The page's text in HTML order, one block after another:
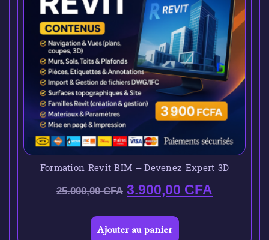
Formation Revit BIM – Devenez Expert 3D
25.000,00CFA 3.900,00 CFA
Ajouter au panier